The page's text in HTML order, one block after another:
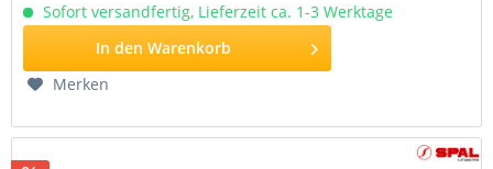
Sofort versandfertig, Lieferzeit ca. 1-3 Werktage
In den Warenkorb
Merken